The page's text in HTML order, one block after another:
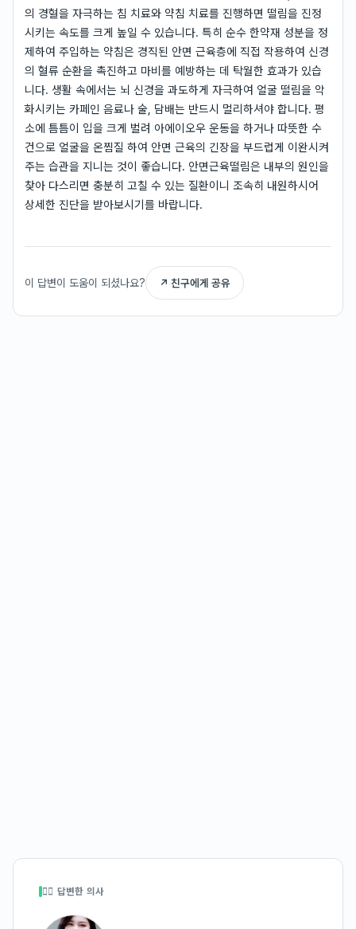
의 경혈을 자극하는 침 치료와 약침 치료를 진행하면 떨림을 진정
시키는 속도를 크게 높일 수 있습니다. 특히 순수 한약재 성분을 정
제하여 주입하는 약침은 경직된 안면 근육층에 직접 작용하여 신경
의 혈류 순환을 촉진하고 마비를 예방하는 데 탁월한 효과가 있습
니다. 생활 속에서는 뇌 신경을 과도하게 자극하여 얼굴 떨림을 악
화시키는 카페인 음료나 술, 담배는 반드시 멀리하셔야 합니다. 평
소에 틈틈이 입을 크게 벌려 아에이오우 운동을 하거나 따뜻한 수
건으로 얼굴을 온찜질 하여 안면 근육의 긴장을 부드럽게 이완시켜
주는 습관을 지니는 것이 좋습니다. 안면근육떨림은 내부의 원인을
찾아 다스리면 충분히 고칠 수 있는 질환이니 조속히 내원하시어
상세한 진단을 받아보시기를 바랍니다.
이 답변이 도움이 되셨나요? ↗ 친구에게 공유
👩‍⚕️ 답변한 의사